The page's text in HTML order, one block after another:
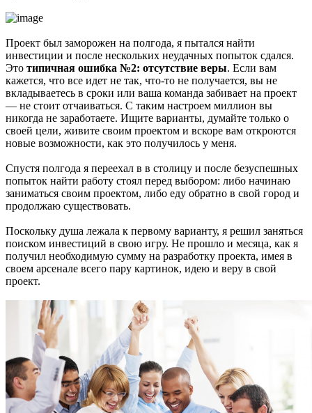
Проект был заморожен на полгода, я пытался найти
инвестиции и после нескольких неудачных попыток сдался.
Это типичная ошибка №2: отсутствие веры. Если вам
кажется, что все идет не так, что-то не получается, вы не
вкладываетесь в сроки или ваша команда забивает на проект
— не стоит отчаиваться. С таким настроем миллион вы
никогда не заработаете. Ищите варианты, думайте только о
своей цели, живите своим проектом и вскоре вам откроются
новые возможности, как это получилось у меня.
Спустя полгода я переехал в в столицу и после безуспешных
попыток найти работу стоял перед выбором: либо начинаю
заниматься своим проектом, либо еду обратно в свой город и
продолжаю существовать.
Поскольку душа лежала к первому варианту, я решил заняться
поиском инвестиций в свою игру. Не прошло и месяца, как я
получил необходимую сумму на разработку проекта, имея в
своем арсенале всего пару картинок, идею и веру в свой
проект.